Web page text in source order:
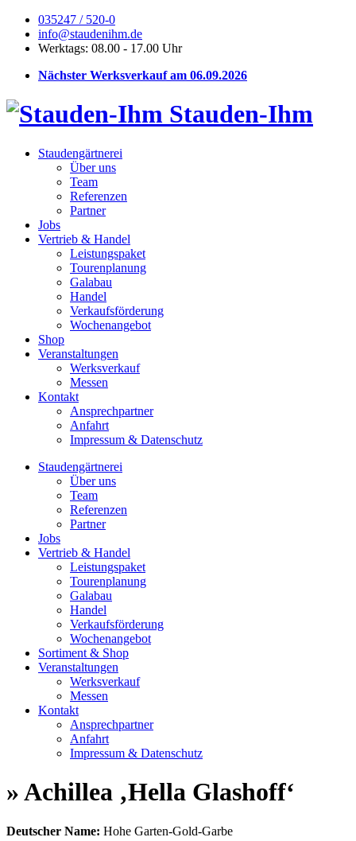
035247 / 520-0
info@staudenihm.de
Werktags: 08.00 - 17.00 Uhr
Nächster Werksverkauf am 06.09.2026
Stauden-Ihm
Staudengärtnerei
Über uns
Team
Referenzen
Partner
Jobs
Vertrieb & Handel
Leistungspaket
Tourenplanung
Galabau
Handel
Verkaufsförderung
Wochenangebot
Shop
Veranstaltungen
Werksverkauf
Messen
Kontakt
Ansprechpartner
Anfahrt
Impressum & Datenschutz
Staudengärtnerei
Über uns
Team
Referenzen
Partner
Jobs
Vertrieb & Handel
Leistungspaket
Tourenplanung
Galabau
Handel
Verkaufsförderung
Wochenangebot
Sortiment & Shop
Veranstaltungen
Werksverkauf
Messen
Kontakt
Ansprechpartner
Anfahrt
Impressum & Datenschutz
» Achillea ‚Hella Glashoff‘
Deutscher Name: Hohe Garten-Gold-Garbe